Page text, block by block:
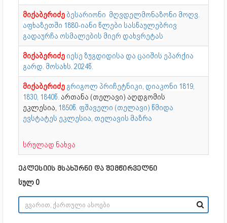
მიქაბერიძე ბესარიონი მღვდელმონაზონი მოღვ.
აფხაზეთში 1880-იანი წლები სასწაულებრივ
გადაურჩა ოსმალების მიერ დახვრეტას
მიქაბერიძე იესე ზუგდიდისა და ცაიშის ეპარქია
გარდ. მოსახს. 2024წ.
მიქაბერიძე გრიგოლ პრიჩეტნიკი, დიაკონი 1819,
1830, 1840წ. ართანა (თელავი) აღდგომის
ეკლესია, 1850წ. ფშაველი (თელავი) წმიდა
ევსტატეს ეკლესია, თელავის მაზრა
სრულად ნახვა
ეკლესიის მსახურნი და შემწირველნი
სულ 0